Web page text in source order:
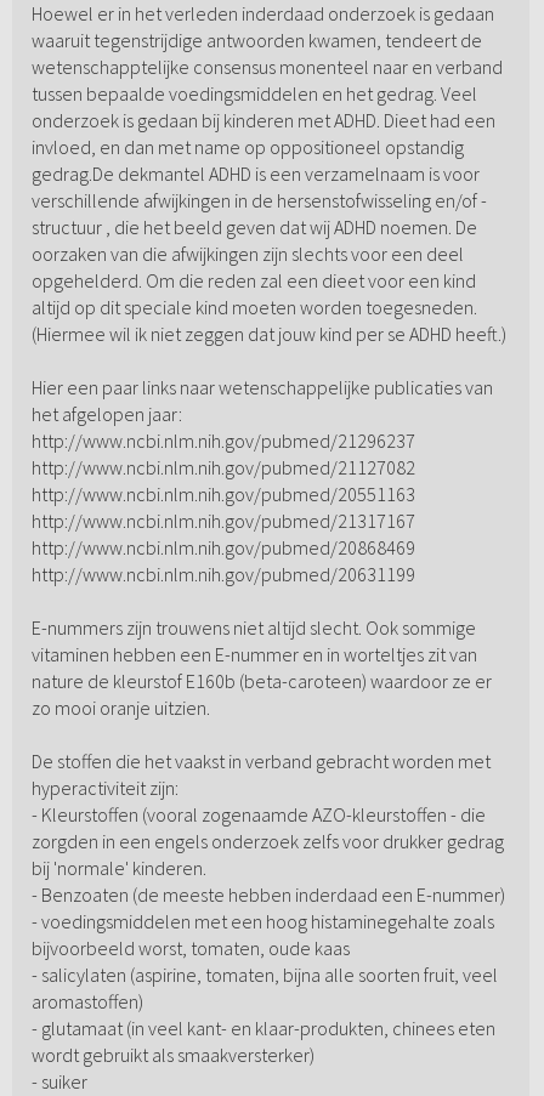
Hoewel er in het verleden inderdaad onderzoek is gedaan
waaruit tegenstrijdige antwoorden kwamen, tendeert de
wetenschapptelijke consensus monenteel naar en verband
tussen bepaalde voedingsmiddelen en het gedrag. Veel
onderzoek is gedaan bij kinderen met ADHD. Dieet had een
invloed, en dan met name op oppositioneel opstandig
gedrag.De dekmantel ADHD is een verzamelnaam is voor
verschillende afwijkingen in de hersenstofwisseling en/of -
structuur , die het beeld geven dat wij ADHD noemen. De
oorzaken van die afwijkingen zijn slechts voor een deel
opgehelderd. Om die reden zal een dieet voor een kind
altijd op dit speciale kind moeten worden toegesneden.
(Hiermee wil ik niet zeggen dat jouw kind per se ADHD heeft.)
Hier een paar links naar wetenschappelijke publicaties van
het afgelopen jaar:
http://www.ncbi.nlm.nih.gov/pubmed/21296237
http://www.ncbi.nlm.nih.gov/pubmed/21127082
http://www.ncbi.nlm.nih.gov/pubmed/20551163
http://www.ncbi.nlm.nih.gov/pubmed/21317167
http://www.ncbi.nlm.nih.gov/pubmed/20868469
http://www.ncbi.nlm.nih.gov/pubmed/20631199
E-nummers zijn trouwens niet altijd slecht. Ook sommige
vitaminen hebben een E-nummer en in worteltjes zit van
nature de kleurstof E160b (beta-caroteen) waardoor ze er
zo mooi oranje uitzien.
De stoffen die het vaakst in verband gebracht worden met
hyperactiviteit zijn:
- Kleurstoffen (vooral zogenaamde AZO-kleurstoffen - die
zorgden in een engels onderzoek zelfs voor drukker gedrag
bij 'normale' kinderen.
- Benzoaten (de meeste hebben inderdaad een E-nummer)
- voedingsmiddelen met een hoog histaminegehalte zoals
bijvoorbeeld worst, tomaten, oude kaas
- salicylaten (aspirine, tomaten, bijna alle soorten fruit, veel
aromastoffen)
- glutamaat (in veel kant- en klaar-produkten, chinees eten
wordt gebruikt als smaakversterker)
- suiker